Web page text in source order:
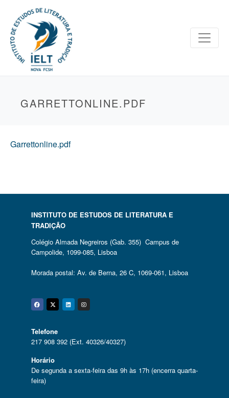
GARRETTONLINE.PDF
Garrettonline.pdf
INSTITUTO DE ESTUDOS DE LITERATURA E
TRADIÇÃO
Colégio Almada Negreiros (Gab. 355) Campus de
Campolide, 1099-085, Lisboa
Morada postal: Av. de Berna, 26 C, 1069-061, Lisboa
Facebook
Twitter
Linkedin
Instagram
Telefone
217 908 392 (Ext. 40326/40327)
Horário
De segunda a sexta-feira das 9h às 17h (encerra quarta-
feira)